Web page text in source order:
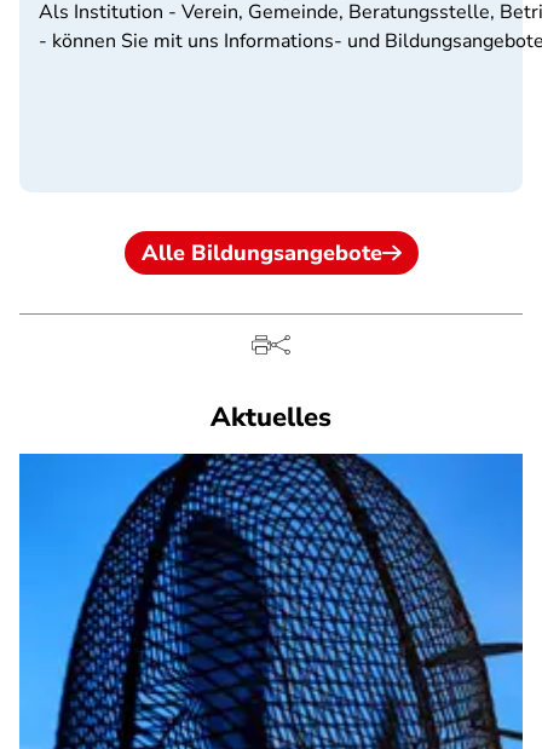
Als Institution - Verein, Gemeinde, Beratungsstelle,
- können Sie mit uns Informations- und
Alle Bildungsangebote
Aktuelles